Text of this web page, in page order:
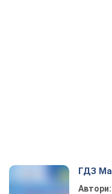
ГДЗ
Автори: